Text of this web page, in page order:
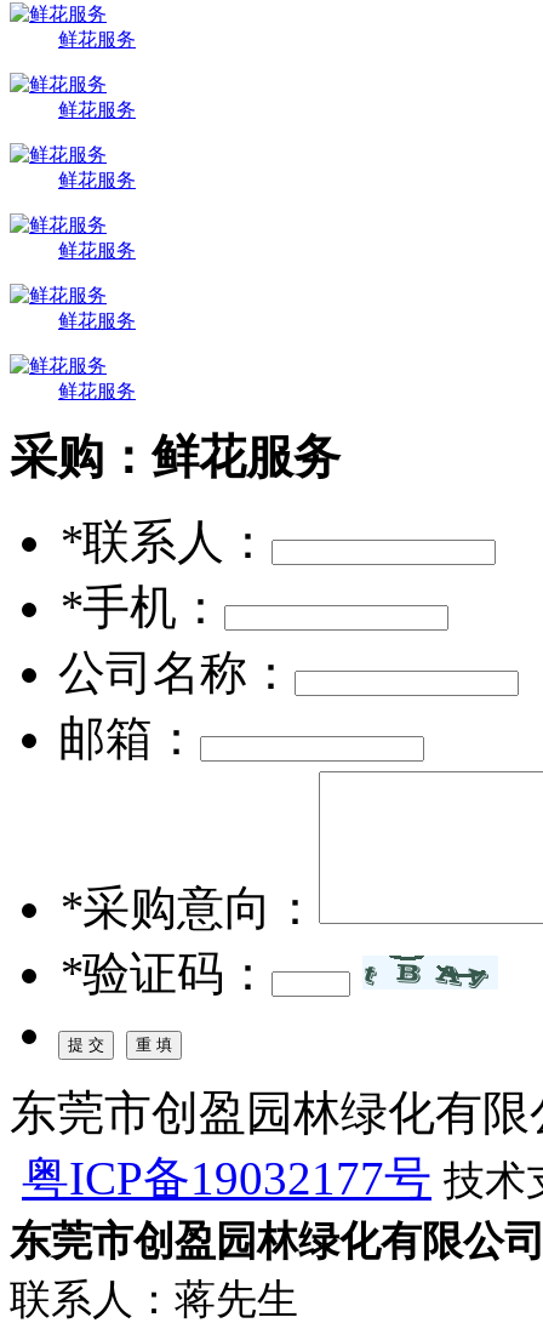
鲜花服务
鲜花服务
鲜花服务
鲜花服务
鲜花服务
鲜花服务
采购：鲜花服务
*联系人：
*手机：
公司名称：
邮箱：
*采购意向：
*验证码：
东莞市创盈园林绿化有
粤ICP备19032177号 技术
东莞市创盈园林绿化有限公
联系人：蒋先生